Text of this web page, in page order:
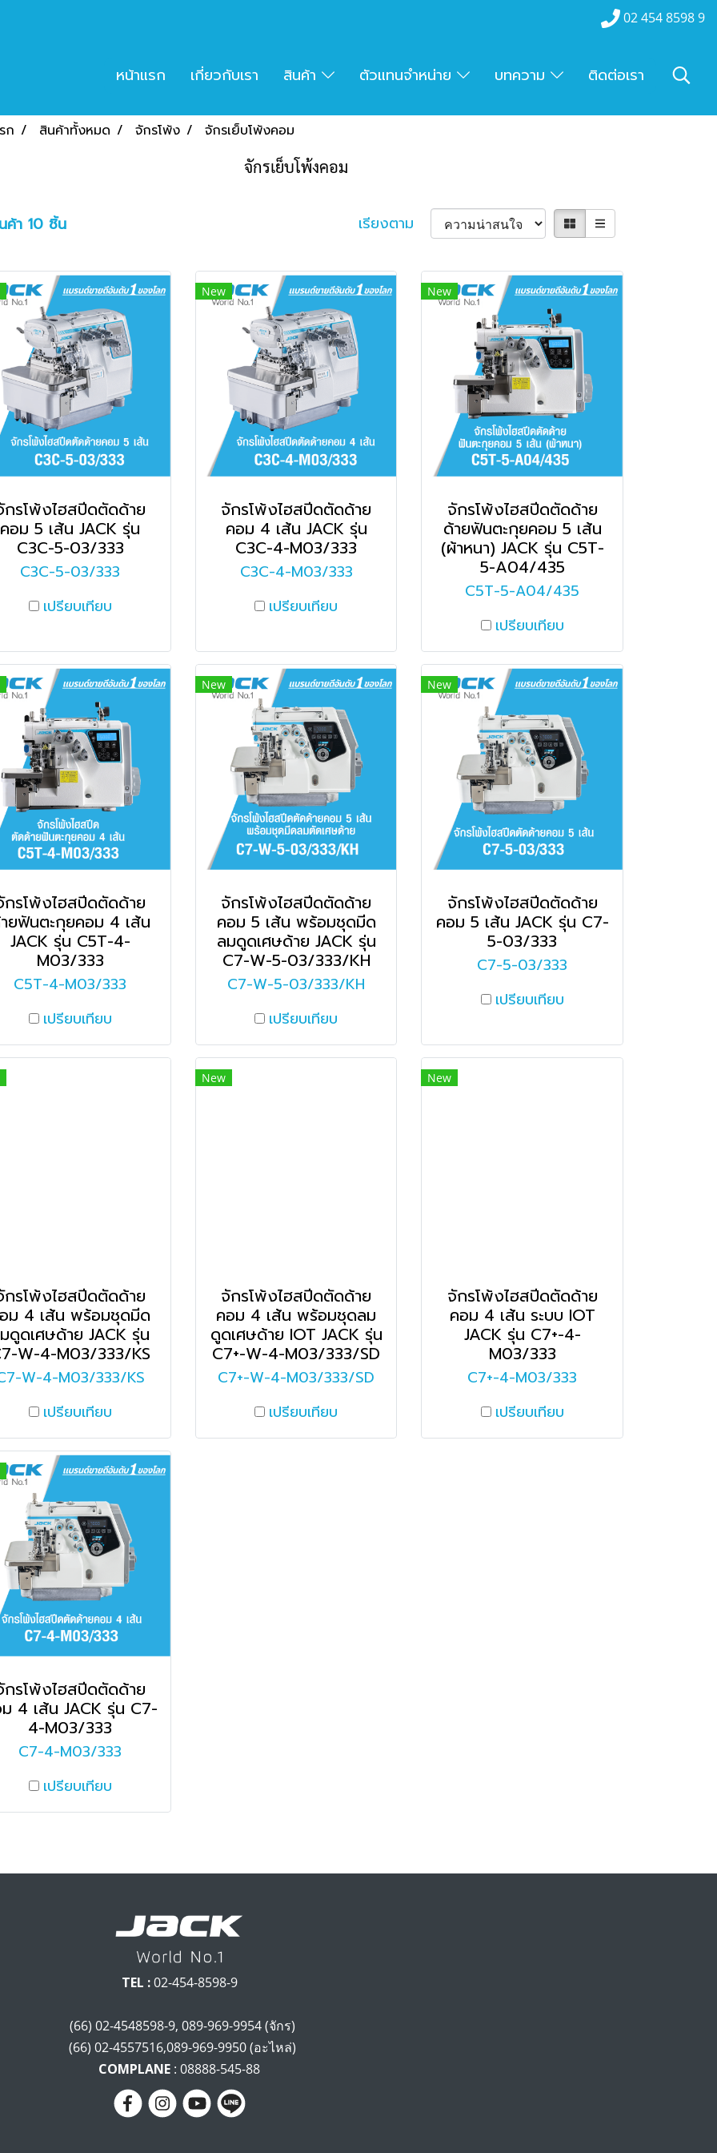
02 454 8598 9
หน้าแรก เกี่ยวกับเรา สินค้า ตัวแทนจำหน่าย บทความ ติดต่อเรา
ก สินค้าทั้งหมด จักรโพ้ง จักรเย็บโพ้งคอม
จักรเย็บโพ้งคอม
า 10 ชิ้น เรียงตาม
กรโพ้งไฮสปีดตัดด้าย
คอม 5 เส้น JACK รุ่น
C3C-5-03/333
C3C-5-03/333
เปรียบเทียบ
New
จักรโพ้งไฮสปีดตัดด้าย
คอม 4 เส้น JACK รุ่น
C3C-4-M03/333
C3C-4-M03/333
เปรียบเทียบ
New
จักรโพ้งไฮสปีดตัดด้าย
ด้ายฟันตะกุยคอม 5 เส้น
(ผ้าหนา) JACK รุ่น C5T-
5-A04/435
C5T-5-A04/435
เปรียบเทียบ
กรโพ้งไฮสปีดตัดด้าย
ยฟันตะกุยคอม 4 เส้น
JACK รุ่น C5T-4-
M03/333
C5T-4-M03/333
เปรียบเทียบ
New
จักรโพ้งไฮสปีดตัดด้าย
คอม 5 เส้น พร้อมชุดมีด
ลมดูดเศษด้าย JACK รุ่น
C7-W-5-03/333/KH
C7-W-5-03/333/KH
เปรียบเทียบ
New
จักรโพ้งไฮสปีดตัดด้าย
คอม 5 เส้น JACK รุ่น C7-
5-03/333
C7-5-03/333
เปรียบเทียบ
กรโพ้งไฮสปีดตัดด้าย
ม 4 เส้น พร้อมชุดมีด
ดูดเศษด้าย JACK รุ่น
W-4-M03/333/KS
W-4-M03/333/KS
เปรียบเทียบ
New
จักรโพ้งไฮสปีดตัดด้าย
คอม 4 เส้น พร้อมชุดลม
ดูดเศษด้าย IOT JACK รุ่น
C7+-W-4-M03/333/SD
C7+-W-4-M03/333/SD
เปรียบเทียบ
New
จักรโพ้งไฮสปีดตัดด้าย
คอม 4 เส้น ระบบ IOT
JACK รุ่น C7+-4-
M03/333
C7+-4-M03/333
เปรียบเทียบ
กรโพ้งไฮสปีดตัดด้าย
4 เส้น JACK รุ่น C7-
4-M03/333
C7-4-M03/333
เปรียบเทียบ
TEL :02-454-8598-9
(66) 02-4548598-9, 089-969-9954 (จักร)
(66) 02-4557516,089-969-9950 (อะไหล่)
COMPLANE : 08888-545-88